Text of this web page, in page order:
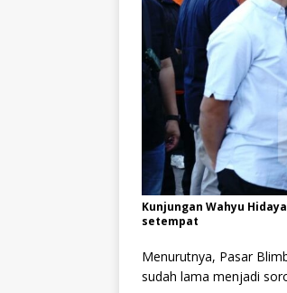
Kunjungan Wahyu
setempat
Menurutnya, Pasar
sudah lama menjadi